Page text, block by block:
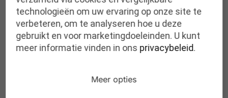
Gerelateerde producten
technologieën om uw ervaring op onze site te
verbeteren, om te analyseren hoe u deze
gebruikt en voor marketingdoeleinden. U kunt
meer informatie vinden in ons privacybeleid.
Meer opties